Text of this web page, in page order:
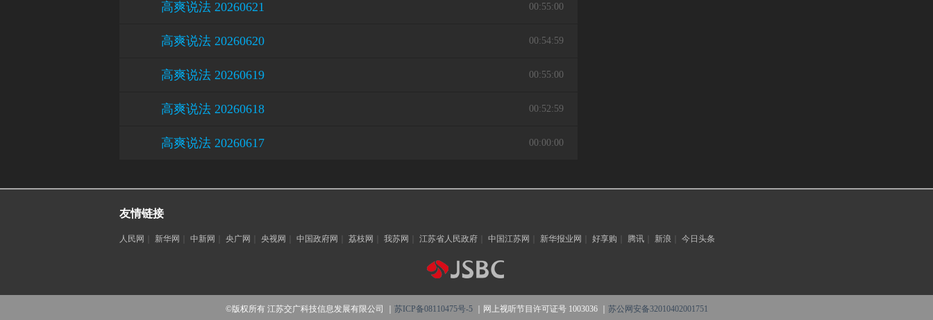
高爽说法 20260621 00:55:00
高爽说法 20260620 00:54:59
高爽说法 20260619 00:55:00
高爽说法 20260618 00:52:59
高爽说法 20260617 00:00:00
友情链接
人民网 新华网 中新网 央广网 央视网 中国政府网 荔枝网 我苏网 江苏省人民政府 中国江苏网 新华报业网 好享购 腾讯 新浪 今日头条
©版权所有 江苏交广科技信息发展有限公司 ｜ 苏ICP备08110475号-5｜网上视听节目许可证号 1003036 ｜ 苏公网安备32010402001751